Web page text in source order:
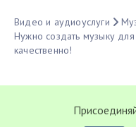
Видео и аудиоуслуги
Нужно создать музыку
качественно!